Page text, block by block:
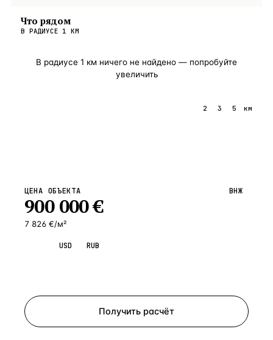
Что рядом
В РАДИУСЕ 1 КМ
В радиусе 1 км ничего не найдено — попробуйте
увеличить
2 3 5 км
ЦЕНА ОБЪЕКТА
900 000€
7 826 €/м²
ВНЖ
USD RUB
Получить расчёт